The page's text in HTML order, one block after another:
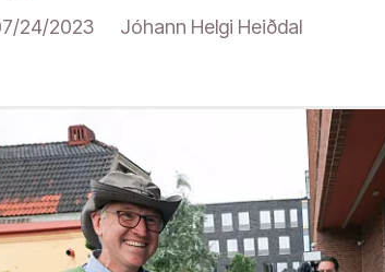
24/2023 Jóhann Helgi Heiðdal